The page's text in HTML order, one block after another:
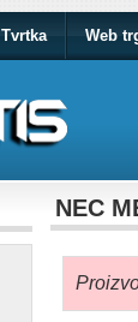
Tvrtka Web
NEC